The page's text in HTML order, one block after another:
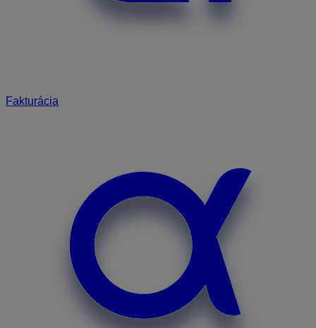
Fakturácia